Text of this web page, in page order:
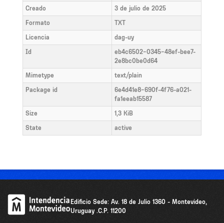
Creado
3 de julio de 2025
Formato
TXT
Licencia
dag-uy
Id
eb4c6502-0345-48ef-bee7-
2e8bc0be0d64
Mimetype
text/plain
Package id
6e4d41e8-690f-4f76-a021-
fa1eeab15587
Size
1,3 KiB
State
active
Edificio Sede: Av. 18 de Julio 1360 - Montevideo,
Uruguay .C.P. 11200